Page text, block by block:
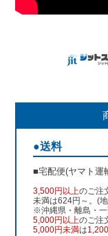
●送料
■宅配便(ヤマト運
3,500円以上のご注
未満は624円～。(
※沖縄県・離島・
5,000円以上のご注
5,000円未満は